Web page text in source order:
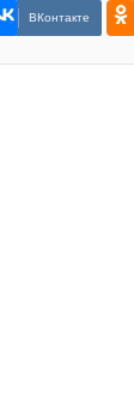
ВКонтакте